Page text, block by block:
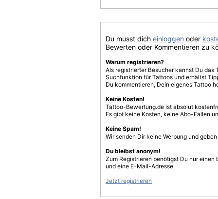
Du musst dich einloggen oder
Bewerten oder Kommentieren zu
Warum registrieren?
Als registrierter Besucher kannst Du
Suchfunktion für Tattoos und erhältst
Du kommentieren, Dein eigenes Tattoo
Keine Kosten!
Tattoo-Bewertung.de ist absolut
Es gibt keine Kosten, keine Abo-Fallen
Keine Spam!
Wir senden Dir keine Werbung und
Du bleibst anonym!
Zum Registrieren benötigst Du nur einen
und eine E-Mail-Adresse.
Jetzt registrieren